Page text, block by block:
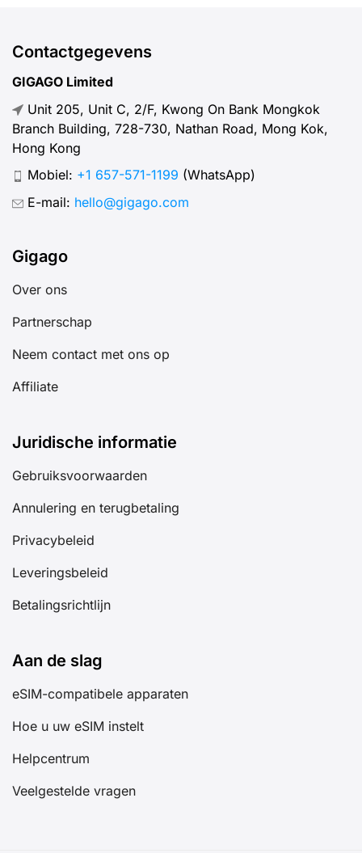
Contactgegevens
GIGAGO Limited
Unit 205, Unit C, 2/F, Kwong On Bank Mongkok
Branch Building, 728-730, Nathan Road, Mong Kok,
Hong Kong
Mobiel: +1 657-571-1199 (WhatsApp)
E-mail: hello@gigago.com
Gigago
Over ons
Partnerschap
Neem contact met ons op
Affiliate
Juridische informatie
Gebruiksvoorwaarden
Annulering en terugbetaling
Privacybeleid
Leveringsbeleid
Betalingsrichtlijn
Aan de slag
eSIM-compatibele apparaten
Hoe u uw eSIM instelt
Helpcentrum
Veelgestelde vragen